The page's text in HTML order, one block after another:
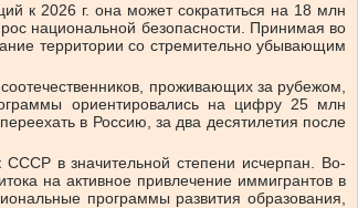
к 2026 г. она может сократиться на 18 млн
национальной безопасности. Принимая во
территории со стремительно убывающим
проживающих за рубежом,
ориентировались на цифру 25 млн
в Россию, за два десятилетия после
в значительной степени исчерпан. Во-
на активное привлечение иммигрантов в
программы развития образования,